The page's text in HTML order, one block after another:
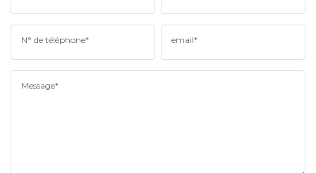
N° de téléphone* email*
Message*